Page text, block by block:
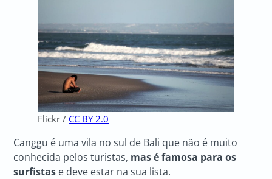
Flickr / CC BY 2.0
Canggu é uma vila no sul de Bali que não é muito
conhecida pelos turistas, mas é famosa para os
surfistas e deve estar na sua lista.